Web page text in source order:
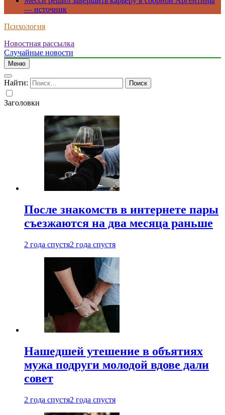
— источник
Психология
Новостная рассылка
Случайные новости
Меню
Найти:
Заголовки
После знакомств в интернете пары
съезжаются на два месяца раньше
2 года спустя2 года спустя
Нашедшей утешение в объятиях
мужа подруги молодой вдове дали
совет
2 года спустя2 года спустя